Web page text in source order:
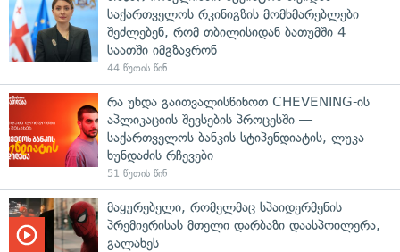
საქართველოს რკინიგზის მომხმარებლები
შეძლებენ, რომ თბილისიდან ბათუმში 4
საათში იმგზავრონ
44 წუთის წინ
რა უნდა გაითვალისწინოთ CHEVENING-ის
აპლიკაციის შევსების პროცესში —
საქართველოს ბანკის სტიპენდიატის, ლუკა
ხუნდაძის რჩევები
51 წუთის წინ
მაყურებელი, რომელმაც სპაიდერმენის
პრემიერისას მთელი დარბაზი დაასპოილერა,
გალახეს